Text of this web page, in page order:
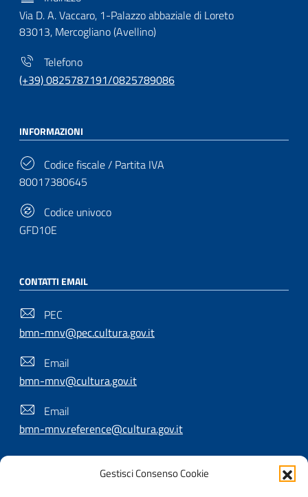
Gestisci Consenso Cookie
Via D. A. Vaccaro, 1-Palazzo abbaziale di Loreto
83013, Mercogliano (Avellino)
Telefono
(+39) 0825787191/0825789086
INFORMAZIONI
Codice fiscale / Partita IVA
80017380645
Codice univoco
GFD10E
CONTATTI EMAIL
PEC
bmn-mnv@pec.cultura.gov.it
Email
bmn-mnv@cultura.gov.it
Email
bmn-mnv.reference@cultura.gov.it